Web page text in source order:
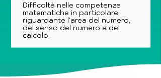
Difficoltà nelle competenze
matematiche in particolare
riguardante l'area del numero,
del senso del numero e del
calcolo.